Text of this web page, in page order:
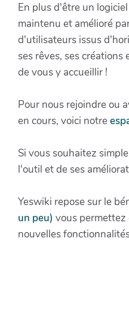
En plus d'être un
maintenu et amélioré
d'utilisateurs issus
ses rêves, ses créations
de vous y accueillir !
Pour nous rejoindre ou
en cours, voici notre
Si vous souhaitez
l'outil et de ses
Yeswiki repose sur le
un peu) vous permettez
nouvelles